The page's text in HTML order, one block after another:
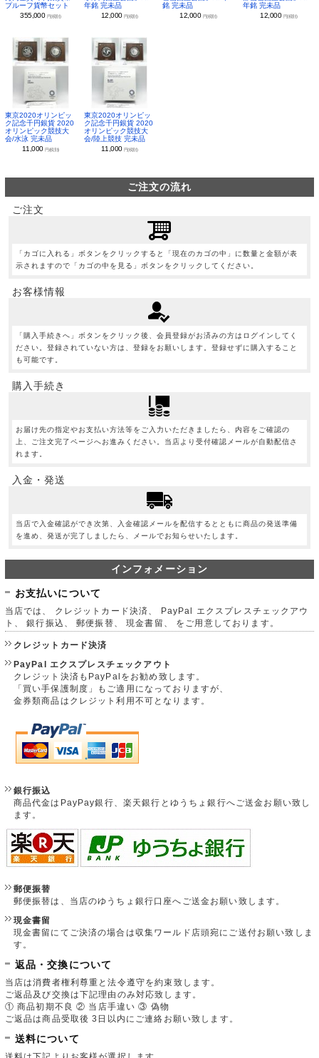
プルーフ貨幣セット
355,000 円(税別)
年銘 完未品
12,000 円(税別)
銘 完未品
12,000 円(税別)
年銘 完未品
12,000 円(税別)
東京2020オリンピッ
ク記念千円銀貨 2020
オリンピック競技大
会/水泳 完未品
11,000円(税別)
東京2020オリンピッ
ク記念千円銀貨 2020
オリンピック競技大
会/陸上競技 完未品
11,000 円(税別)
ご注文の流れ
ご注文
「カゴに入れる」ボタンをクリックすると「現在のカゴの中」に数量と金額が表
示されますので「カゴの中を見る」ボタンをクリックしてください。
お客様情報
「購入手続きへ」ボタンをクリック後、会員登録がお済みの方はログインしてく
ださい。登録されていない方は、登録をお願いします。登録せずに購入すること
も可能です。
購入手続き
お届け先の指定やお支払い方法等をご入力いただきましたら、内容をご確認の
上、ご注文完了ページへお進みください。当店より受付確認メールが自動配信さ
れます。
入金・発送
当店で入金確認ができ次第、入金確認メールを配信するとともに商品の発送準備
を進め、発送が完了しましたら、メールでお知らせいたします。
インフォメーション
お支払いについて
当店では、 クレジットカード決済、 PayPal エクスプレスチェックアウ
ト、 銀行振込、 郵便振替、 現金書留、 をご用意しております。
クレジットカード決済
PayPal エクスプレスチェックアウト
クレジット決済もPayPalをお勧め致します。
「買い手保護制度」もご適用になっておりますが、
金券類商品はクレジット利用不可となります。
銀行振込
商品代金はPayPay銀行、楽天銀行とゆうちょ銀行へご送金お願い致し
ます。
郵便振替
郵便振替は、当店のゆうちょ銀行口座へご送金お願い致します。
現金書留
現金書留にてご決済の場合は収集ワールド店頭宛にご送付お願い致しま
す。
返品・交換について
当店は消費者権利尊重と法令遵守を約束致します。
ご返品及び交換は下記理由のみ対応致します。
① 商品初期不良 ② 当店手違い ③ 偽物
ご返品は商品受取後 3日以内にご連絡お願い致します。
送料について